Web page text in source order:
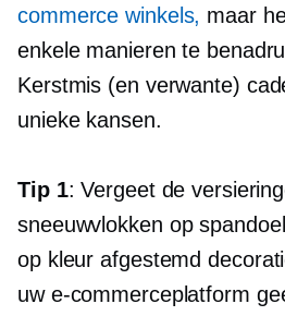
commerce winkels, maar
enkele manieren te
Kerstmis (en verwante)
unieke kansen.
Tip 1: Vergeet de
sneeuwvlokken op
op kleur afgestemd
uw e-commerceplatform